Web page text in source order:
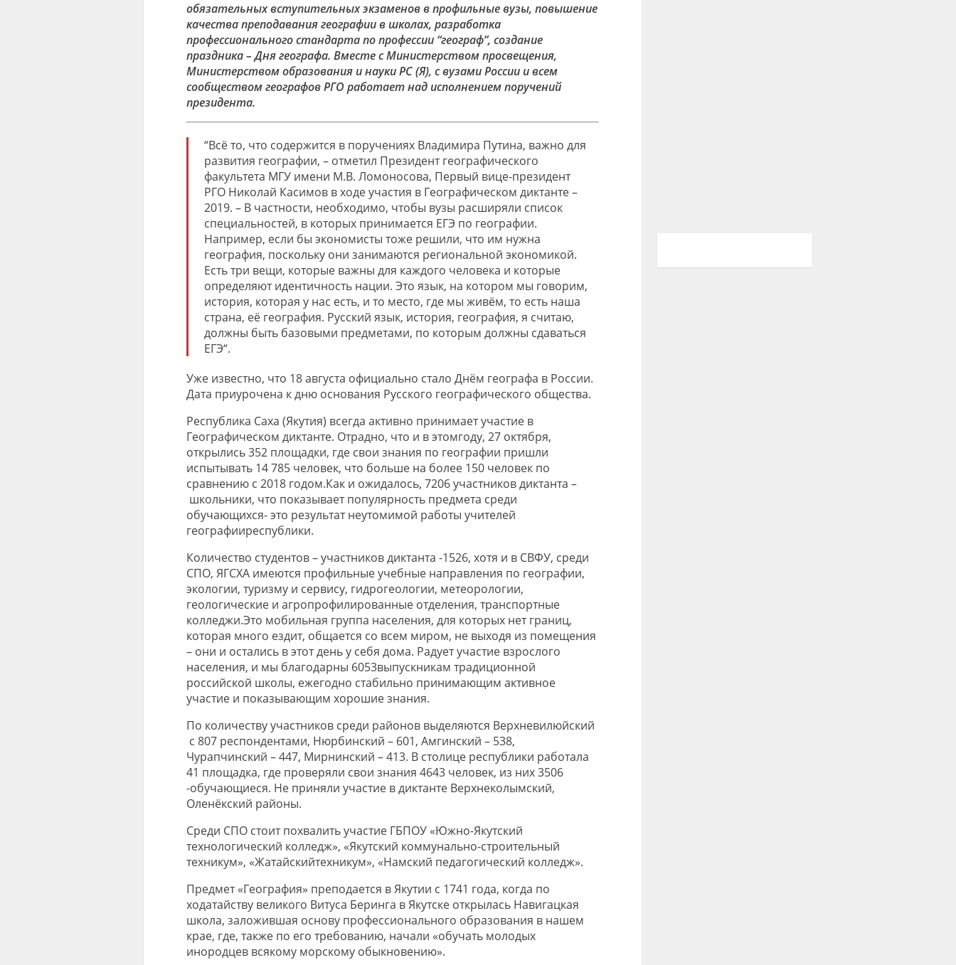
обязательных вступительных экзаменов в профильные вузы, повышение
качества преподавания географии в школах, разработка
профессионального стандарта по профессии “географ”, создание
праздника – Дня географа. Вместе с Министерством просвещения,
Министерством образования и наукиРС (Я), с вузамиРоссии и всем
сообществом географов РГО работает над исполнением поручений
президента.
“Всё то, что содержится в поручениях Владимира Путина, важно для
развития географии, – отметил Президент географического
факультета МГУ имени М.В. Ломоносова, Первый вице-президент
РГО Николай Касимов в ходе участия в Географическом диктанте –
2019. – В частности, необходимо, чтобы вузы расширяли список
специальностей, в которых принимается ЕГЭ по географии.
Например, если бы экономисты тоже решили, что им нужна
география, поскольку они занимаются региональной экономикой.
Есть три вещи, которые важны для каждого человека и которые
определяют идентичность нации. Это язык, на котором мы говорим,
история, которая у нас есть, и то место, где мы живём, то есть наша
страна, её география. Русский язык, история, география, я считаю,
должны быть базовыми предметами, по которым должны сдаваться
ЕГЭ“.
Уже известно, что 18 августа официально стало Днём географа в России.
Дата приурочена кдню основания Русского географического общества.
​Республика Саха (Якутия) всегда активно принимает участие в
Географическом диктанте. Отрадно, что и в этомгоду, 27 октября,
открылись 352 площадки, где свои знания по географии пришли
испытывать 14 785 человек, что больше на более 150 человек по
сравнению с 2018 годом.Как и ожидалось, 7206 участников диктанта –
школьники, что показывает популярность предмета среди
обучающихся- это результат неутомимой работы учителей
географииреспублики.
Количество студентов – участников диктанта -1526, хотя и в СВФУ, среди
СПО, ЯГСХА имеются профильные учебные направления по географии,
экологии, туризму и сервису, гидрогеологии, метеорологии,
геологические и агропрофилированные отделения, транспортные
колледжи.Это мобильная группа населения, для которых нет границ,
которая много ездит, общается со всем миром, не выходя из помещения
– они и остались в этот день у себя дома. Радует участие взрослого
населения, и мы благодарны 6053выпускникам традиционной
российской школы, ежегодно стабильно принимающим активное
участие и показывающим хорошие знания.
По количеству участников среди районов выделяются Верхневилюйский
с 807 респондентами, Нюрбинский – 601, Амгинский – 538,
Чурапчинский – 447, Мирнинский – 413. В столице республики работала
41 площадка, где проверяли свои знания 4643 человек, из них 3506
-обучающиеся. Не приняли участие в диктанте Верхнеколымский,
Оленёкский районы.
Среди СПО стоитпохвалить участие ГБПОУ «Южно-Якутский
технологический колледж», «Якутский коммунально-строительный
техникум», «Жатайскийтехникум», «Намский педагогический колледж».
Предмет «География» преподается в Якутии с 1741 года, когда по
ходатайству великого Витуса Беринга в Якутске открылась Навигацкая
школа, заложившая основу профессионального образования в нашем
крае, где, также по его требованию, начали «обучать молодых
инородцев всякому морскому обыкновению».